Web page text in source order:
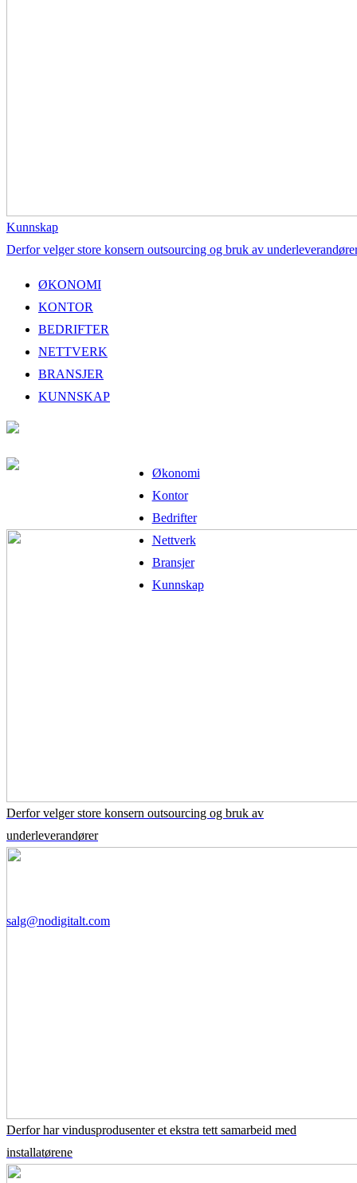
Kunnskap
Derfor velger store konsern outsourcing og bruk av
ØKONOMI
KONTOR
BEDRIFTER
NETTVERK
BRANSJER
KUNNSKAP
Økonomi
Kontor
Bedrifter
Nettverk
Bransjer
Kunnskap
Derfor velger store konsern outsourcing og bruk av
underleverandører
Derfor har vindusprodusenter et ekstra tett samarbeid med
installatørene
salg@nodigitalt.com